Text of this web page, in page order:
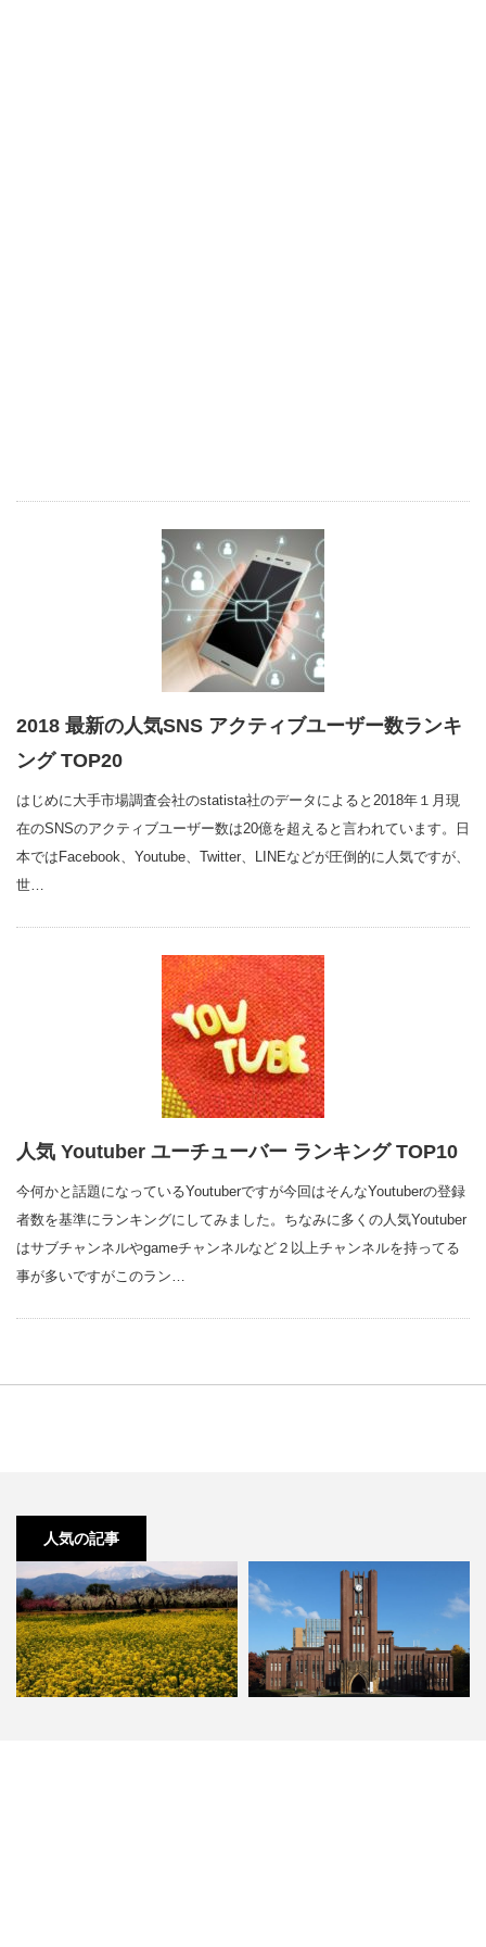
2018 最新の人気SNS アクティブユーザー数ランキ
ング TOP20
はじめに大手市場調査会社のstatista社のデータによると2018年１月現
在のSNSのアクティブユーザー数は20億を超えると言われています。日
本ではFacebook、Youtube、Twitter、LINEなどが圧倒的に人気ですが、
世…
人気 Youtuber ユーチューバー ランキング TOP10
今何かと話題になっているYoutuberですが今回はそんなYoutuberの登録
者数を基準にランキングにしてみました。ちなみに多くの人気Youtuber
はサブチャンネルやgameチャンネルなど２以上チャンネルを持ってる
事が多いですがこのラン…
人気の記事